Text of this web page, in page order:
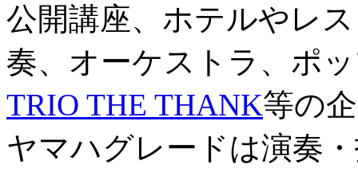
公開講座、ホテルやレ
奏、オーケストラ、ポ
TRIO THE THANK等の
ヤマハグレードは演奏